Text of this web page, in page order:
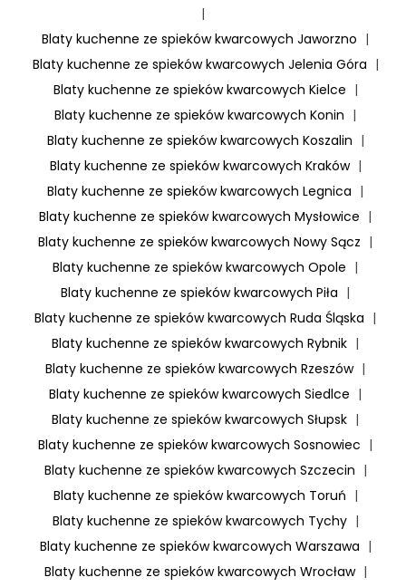
|
Blaty kuchenne ze spieków kwarcowych Jaworzno |
Blaty kuchenne ze spieków kwarcowych Jelenia Góra |
Blaty kuchenne ze spieków kwarcowych Kielce |
Blaty kuchenne ze spieków kwarcowych Konin |
Blaty kuchenne ze spieków kwarcowych Koszalin |
Blaty kuchenne ze spieków kwarcowych Kraków |
Blaty kuchenne ze spieków kwarcowych Legnica |
Blaty kuchenne ze spieków kwarcowych Mysłowice |
Blaty kuchenne ze spieków kwarcowych Nowy Sącz |
Blaty kuchenne ze spieków kwarcowych Opole |
Blaty kuchenne ze spieków kwarcowych Piła |
Blaty kuchenne ze spieków kwarcowych Ruda Śląska |
Blaty kuchenne ze spieków kwarcowych Rybnik |
Blaty kuchenne ze spieków kwarcowych Rzeszów |
Blaty kuchenne ze spieków kwarcowych Siedlce |
Blaty kuchenne ze spieków kwarcowych Słupsk |
Blaty kuchenne ze spieków kwarcowych Sosnowiec |
Blaty kuchenne ze spieków kwarcowych Szczecin |
Blaty kuchenne ze spieków kwarcowych Toruń |
Blaty kuchenne ze spieków kwarcowych Tychy |
Blaty kuchenne ze spieków kwarcowych Warszawa |
Blaty kuchenne ze spieków kwarcowych Wrocław |